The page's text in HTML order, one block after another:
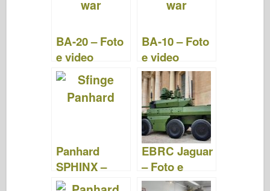
d
BA-20 – Foto
e video
BA-10 – Foto
e video
Panhard
SPHINX –
Foto e Video
EBRC Jaguar
– Foto e
Video